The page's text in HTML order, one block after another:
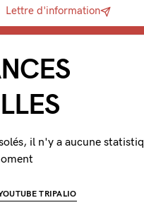
Lettre d'information
il n'y a aucune
TRIPALIO